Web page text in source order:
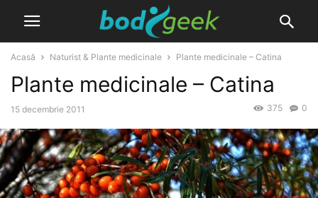
Acasă Naturist & Plante medicinale Plante medicinale – Catina
Plante medicinale – Catina
15 decembrie 2011 0
375